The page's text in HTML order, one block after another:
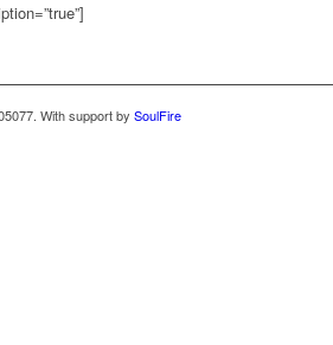
With support by SoulFire